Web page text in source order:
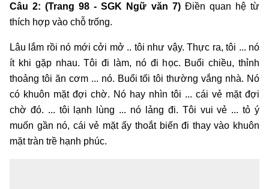
Câu 2: (Trang 98 - SGK Ngữ văn 7) Điền quan hệ từ
thích hợp vào chỗ trống.
Lâu lắm rồi nó mới cởi mở .. tôi như vậy. Thực ra, tôi ... nó
ít khi gặp nhau. Tôi đi làm, nó đi học. Buổi chiều, thỉnh
thoảng tôi ăn cơm ... nó. Buổi tối tôi thường vắng nhà. Nó
có khuôn mặt đợi chờ. Nó hay nhìn tôi ... cái vẻ mặt đợi
chờ đó. ... tôi lạnh lùng ... nó lảng đi. Tôi vui vẻ ... tỏ ý
muốn gần nó, cái vẻ mặt ấy thoắt biến đi thay vào khuôn
mặt tràn trề hạnh phúc.